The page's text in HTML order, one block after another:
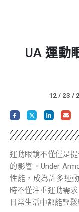
UA 運動
12 / 23 /
運動眼鏡不僅僅是
的影響。Under
性能，成為許多運
時不僅注重運動需
日常生活中都能輕鬆